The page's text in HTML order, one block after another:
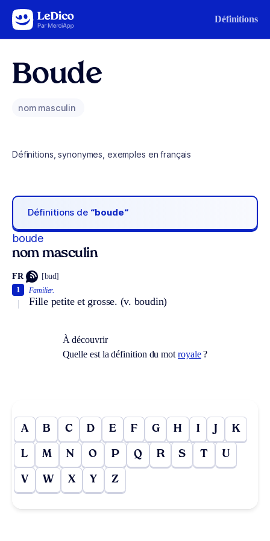
Aller au contenu Définitions
Boude
nom masculin
Définitions, synonymes, exemples en français
Définitions de “boude“
boude
nom masculin
FR [bud]
Familier.
Fille petite et grosse. (v. boudin)
1
À découvrir
Quelle est la définition du motroyale?
A B C D E F G H I J K
L M N O P Q R S T U
V W X Y Z